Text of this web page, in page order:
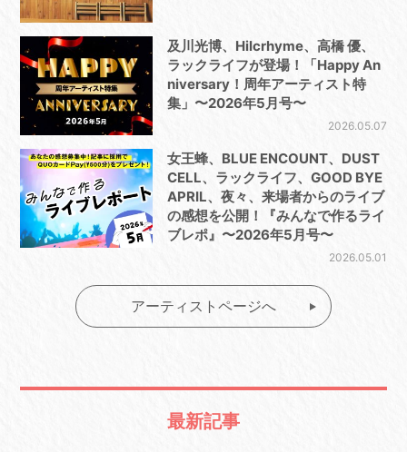
及川光博、Hilcrhyme、高橋 優、
ラックライフが登場！「Happy An
niversary！周年アーティスト特
集」〜2026年5月号〜
2026.05.07
女王蜂、BLUE ENCOUNT、DUST
CELL、ラックライフ、GOOD BYE
APRIL、夜々、来場者からのライブ
の感想を公開！『みんなで作るライ
ブレポ』〜2026年5月号〜
2026.05.01
アーティストページへ
最新記事